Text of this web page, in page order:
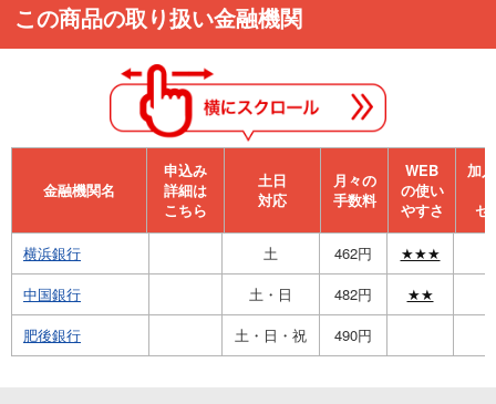
この商品の取り扱い金融機関
金融機関名
申込み
詳細は
こちら
⼟⽇
対応
月々の
手数料
WEB
の使い
やすさ
加
セ
横浜銀行 土 462円
★★★
中国銀行
土・日 482円
★★
肥後銀行
土・日・祝 490円